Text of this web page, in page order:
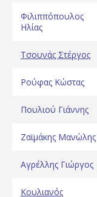
Φιλιππόπουλος
Ηλίας
Τσουνάς Στέργος
Ρούφας Κώστας
Πουλιού Γιάννης
Ζαϊμάκης Μανώλης
Αγρέλλης Γιώργος
Κουλιανός